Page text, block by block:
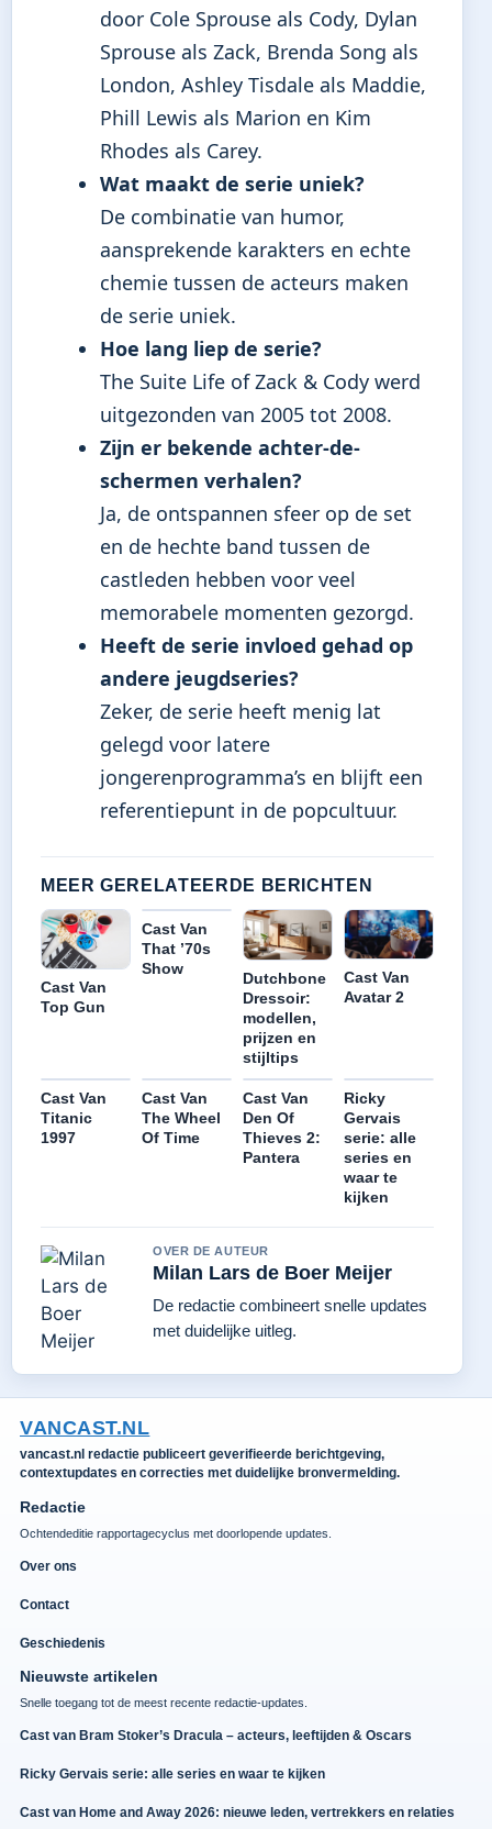
door Cole Sprouse als Cody, Dylan
Sprouse als Zack, Brenda Song als
London, Ashley Tisdale als Maddie,
Phill Lewis als Marion en Kim
Rhodes als Carey.
Wat maakt de serie uniek?
De combinatie van humor,
aansprekende karakters en echte
chemie tussen de acteurs maken
de serie uniek.
Hoe lang liep de serie?
The Suite Life of Zack & Cody werd
uitgezonden van 2005 tot 2008.
Zijn er bekende achter-de-
schermen verhalen?
Ja, de ontspannen sfeer op de set
en de hechte band tussen de
castleden hebben voor veel
memorabele momenten gezorgd.
Heeft de serie invloed gehad op
andere jeugdseries?
Zeker, de serie heeft menig lat
gelegd voor latere
jongerenprogramma’s en blijft een
referentiepunt in de popcultuur.
MEER GERELATEERDE BERICHTEN
Cast Van
Top Gun
Cast Van
That ’70s
Show
Dutchbone
Dressoir:
modellen,
prijzen en
stijltips
Cast Van
Avatar 2
Cast Van
Titanic
1997
Cast Van
The Wheel
Of Time
Cast Van
Den Of
Thieves 2:
Pantera
Ricky
Gervais
serie: alle
series en
waar te
kijken
OVER DE AUTEUR
Milan Lars de Boer Meijer
De redactie combineert snelle updates
met duidelijke uitleg.
VANCAST.NL
vancast.nl redactie publiceert geverifieerde berichtgeving,
contextupdates en correcties met duidelijke bronvermelding.
Redactie
Ochtendeditie rapportagecyclus met doorlopende updates.
Over ons
Contact
Geschiedenis
Nieuwste artikelen
Snelle toegang tot de meest recente redactie-updates.
Cast van Bram Stoker’s Dracula – acteurs, leeftijden & Oscars
Ricky Gervais serie: alle series en waar te kijken
Cast van Home and Away 2026: nieuwe leden, vertrekkers en relaties